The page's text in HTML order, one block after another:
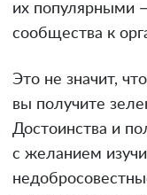
их популярными
сообщества к
Это не значит,
вы получите
Достоинства и
с желанием